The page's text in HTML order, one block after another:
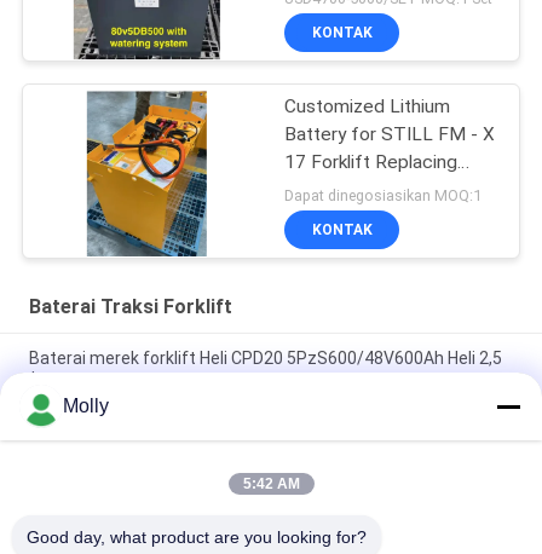
KONTAK
Customized Lithium
Battery for STILL FM - X
17 Forklift Replacing
48V/775AH Lead - Acid
Battery to 51.2V 690AH
Lithium Battery
Dapat dinegosiasikan MOQ:1
KONTAK
Baterai Traksi Forklift
Baterai merek forklift Heli CPD20 5PzS600/48V600Ah Heli 2,5
ton
Heli CPD30 Electric Forklift Merek 6PBS600 80V 600Ah Baterai,
Grosir untuk Heli Electric Counterbalance Forklift
HELI Forklift Battery Pack VCH6A Untuk HELI CPD20 Electric
Molly
5:42 AM
Good day, what product are you looking for?